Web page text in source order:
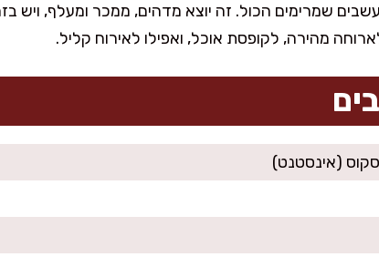
שמרימים הכול. זה יוצא מדהים, ממכר ומעלף, ויש
מהירה, לקופסת אוכל, ואפילו לאירוח קליל.